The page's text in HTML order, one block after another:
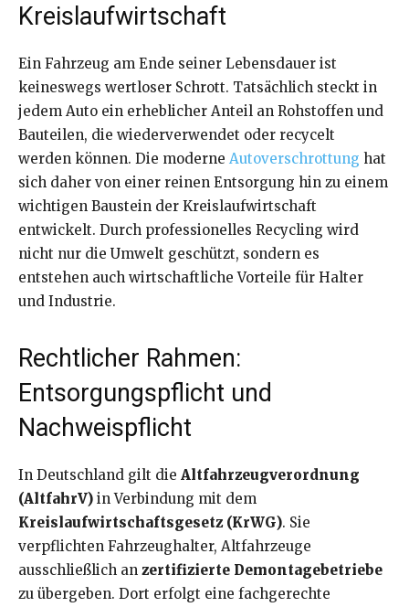
Kreislaufwirtschaft
Ein Fahrzeug am Ende seiner Lebensdauer ist
keineswegs wertloser Schrott. Tatsächlich steckt in
jedem Auto ein erheblicher Anteil an Rohstoffen und
Bauteilen, die wiederverwendet oder recycelt
werden können. Die moderne Autoverschrottung hat
sich daher von einer reinen Entsorgung hin zu einem
wichtigen Baustein der Kreislaufwirtschaft
entwickelt. Durch professionelles Recycling wird
nicht nur die Umwelt geschützt, sondern es
entstehen auch wirtschaftliche Vorteile für Halter
und Industrie.
Rechtlicher Rahmen:
Entsorgungspflicht und
Nachweispflicht
In Deutschland gilt die Altfahrzeugverordnung
(AltfahrV) in Verbindung mit dem
Kreislaufwirtschaftsgesetz (KrWG). Sie
verpflichten Fahrzeughalter, Altfahrzeuge
ausschließlich an zertifizierte Demontagebetriebe
zu übergeben. Dort erfolgt eine fachgerechte